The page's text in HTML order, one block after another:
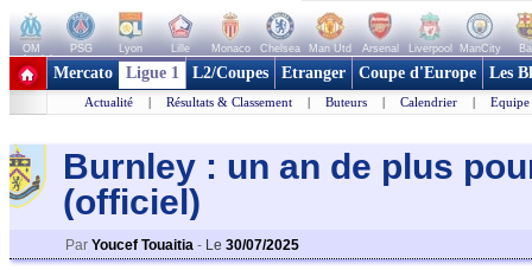
OM PSG Lyon Lille Monaco Chelsea Man Utd Arsenal Liverpool ManCity
+ de clubs
Mercato Ligue 1 L2/Coupes Etranger Coupe d'Europe Les
Actualité | Résultats & Classement | Buteurs | Calendrier | Equipe
Burnley : un an de plus
(officiel)
Par Youcef Touaitia - Le 30/07/2025